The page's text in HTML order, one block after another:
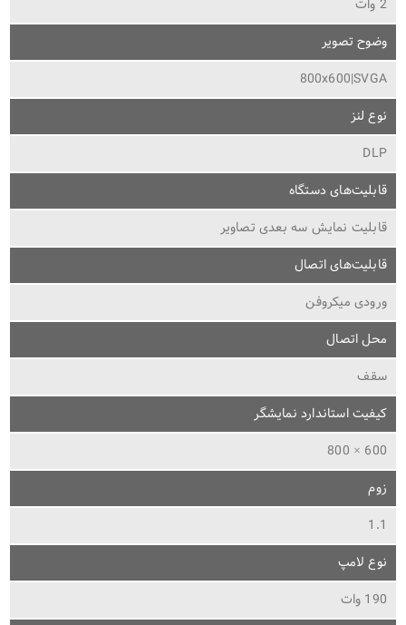
2 وات
وضوح تصویر
800x600|SVGA
نوع لنز
DLP
قابلیت‌های دستگاه
قابلیت نمایش سه بعدی تصاویر
قابلیت‌های اتصال
ورودی میکروفن
محل اتصال
سقف
کیفیت استاندارد نمایشگر
600 × 800
زوم
1.1
نوع لامپ
190 وات